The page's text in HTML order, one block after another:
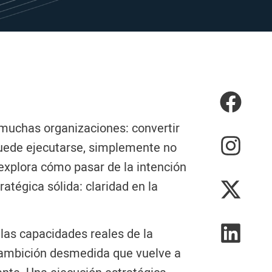
organizaciones: convertir
ejecutarse, simplemente no
cómo pasar de la intención
sólida: claridad en la
capacidades reales de la
desmedida que vuelve a